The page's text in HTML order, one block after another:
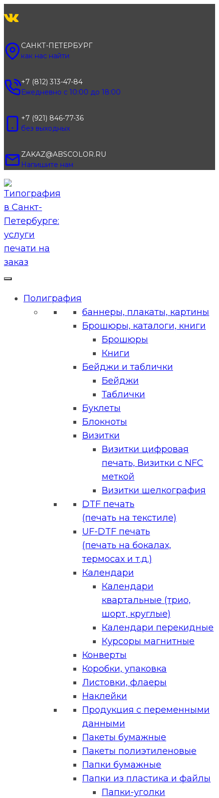
к
САНКТ-ПЕТЕРБУРГ
как нас найти
+7 (812) 313-47-84
Ежедневно с 10:00 до 18:00
+7 (921) 846-77-36
без выходных
ZAKAZ@ABSCOLOR.RU
Напишите нам
Полиграфия
баннеры, плакаты, картины
Брошюры, каталоги, книги
Брошюры
Книги
Бейджи и таблички
Бейджи
Таблички
Буклеты
Блокноты
Визитки
Визитки цифровая
печать, Визитки с NFC
меткой
Визитки шелкография
DTF печать
(печать на текстиле)
UF-DTF печать
(печать на бокалах,
термосах и т.д.)
Календари
Календари
квартальные (трио,
шорт, круглые)
Календари перекидные
Курсоры магнитные
Конверты
Коробки, упаковка
Листовки, флаеры
Наклейки
Продукция с переменными
данными
Пакеты бумажные
Пакеты полиэтиленовые
Папки бумажные
Папки из пластика и файлы
Папки-уголки